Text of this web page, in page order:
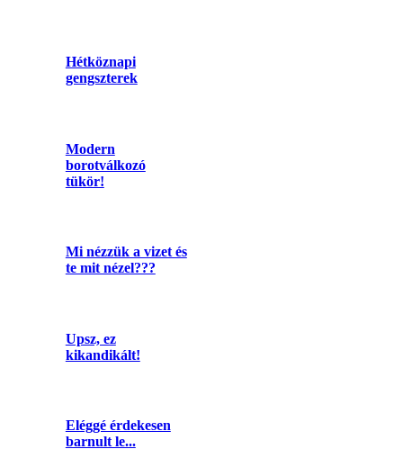
Hétköznapi
gengszterek
Modern
borotválkozó
tükör!
Mi nézzük a vizet és
te mit nézel???
Upsz, ez
kikandikált!
Eléggé érdekesen
barnult le...